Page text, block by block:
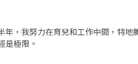
年，我努力在育兒和工作中間，特地
是極限。